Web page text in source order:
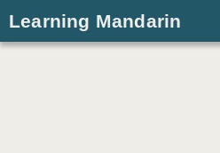
Learning Mandarin